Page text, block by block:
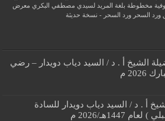
مخطوطة بلغة المريد لسيدي مصطفي البكري معرض
ورد السحر ورد السحر - نسخة حديثة
الشيخ أ . د / السيد دياب دويدار – رضي
م
أ . د / السيد دياب دويدار للسادة
1447هـ/2026 م